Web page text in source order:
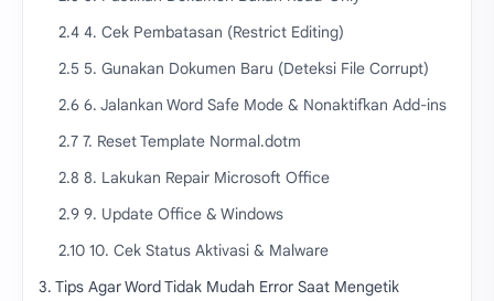
2.4 4. Cek Pembatasan (Restrict Editing)
2.5 5. Gunakan Dokumen Baru (Deteksi File Corrupt)
2.6 6. Jalankan Word Safe Mode & Nonaktifkan Add-ins
2.7 7. Reset Template Normal.dotm
2.8 8. Lakukan Repair Microsoft Office
2.9 9. Update Office & Windows
2.10 10. Cek Status Aktivasi & Malware
3. Tips Agar Word Tidak Mudah Error Saat Mengetik